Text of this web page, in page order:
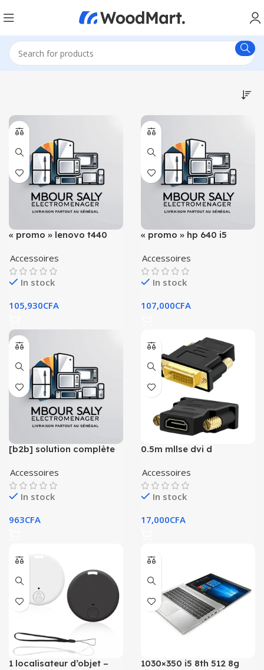
« promo » lenovo t440
Accessoires
In stock
105,930CFA
« promo » hp 640 i5
Accessoires
In stock
107,000CFA
[b2b] solution complète
ligne
Accessoires
In stock
963CFA
0.5m mllse dvi d
vers vga femelle,
Accessoires
In stock
17,000CFA
1 localisateur d’objet –
1030×350 i5 8th 512 8g